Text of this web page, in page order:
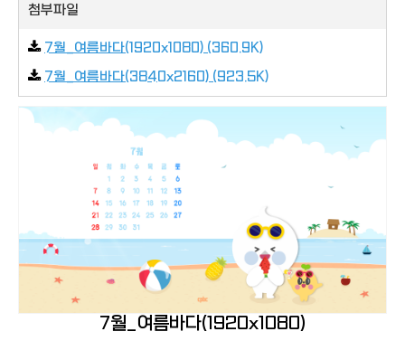
첨부파일
7월_여름바다(1920x1080) (360.9K)
7월_여름바다(3840x2160) (923.5K)
7월_여름바다(1920x1080)